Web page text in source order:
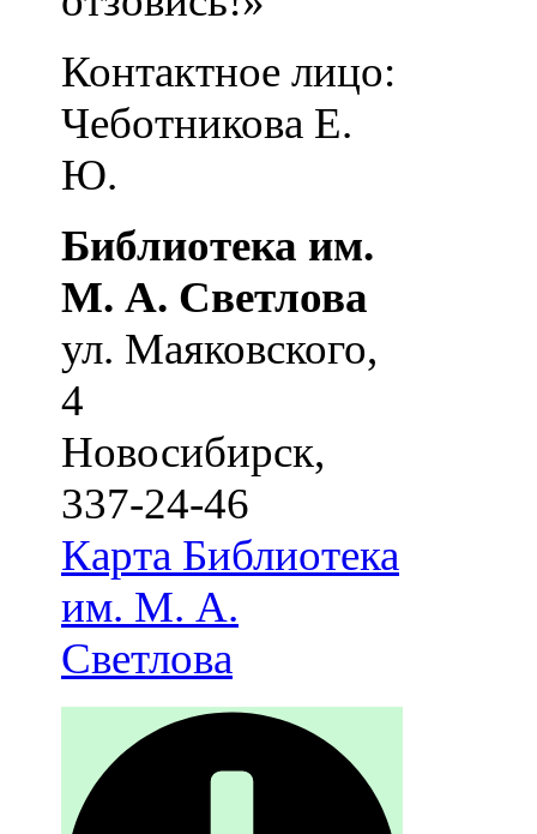
Контактное лицо:
Чеботникова Е.
Ю.
Библиотека им.
М. А. Светлова
ул. Маяковского,
4
Новосибирск,
337-24-46
Карта Библиотека
им. М. А.
Светлова